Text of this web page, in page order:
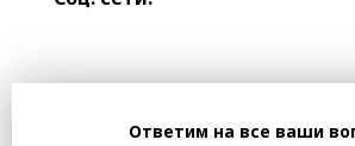
Ответим на все ваши